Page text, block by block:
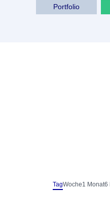
Portfolio
TagWoche1 Monat6